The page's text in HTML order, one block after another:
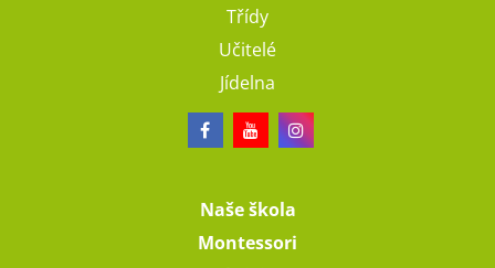
Třídy
Učitelé
Jídelna
Naše škola
Montessori